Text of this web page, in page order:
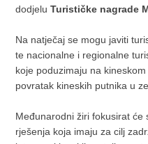
dodjeluTurističke nagrade
Na natječaj se mogu javiti
te nacionalne i regionalne
koje poduzimaju na
povratak kineskih putnika u
Međunarodni žiri fokusirat će
rješenja koja imaju za cilj